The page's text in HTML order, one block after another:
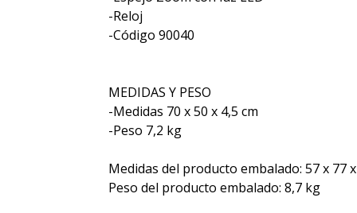
-Reloj
-Código 90040
MEDIDAS Y PESO
-Medidas 70 x 50 x 4,5 cm
-Peso 7,2 kg
Medidas del producto embalado: 57 x 77
Peso del producto embalado: 8,7 kg